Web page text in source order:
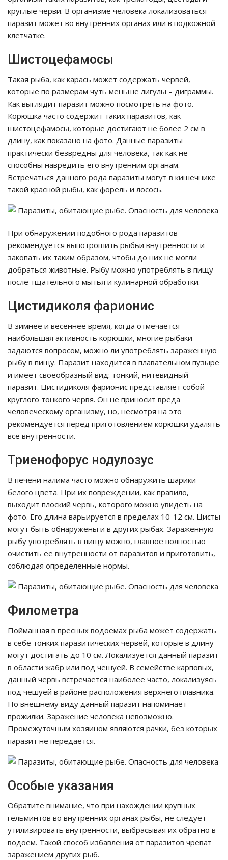
круглые черви. В организме человека локализоваться
паразит может во внутренних органах или в подкожной
клетчатке.
Шистоцефамосы
Такая рыба, как карась может содержать червей,
которые по размерам чуть меньше лигулы – диграммы.
Как выглядит паразит можно посмотреть на фото.
Корюшка часто содержит таких паразитов, как
шистоцефамосы, которые достигают не более 2 см в
длину, как показано на фото. Данные паразиты
практически безвредны для человека, так как не
способны навредить его внутренним органам.
Встречаться данного рода паразиты могут в кишечнике
такой красной рыбы, как форель и лосось.
При обнаружении подобного рода паразитов
рекомендуется выпотрошить рыбьи внутренности и
закопать их таким образом, чтобы до них не могли
добраться животные. Рыбу можно употреблять в пищу
после тщательного мытья и кулинарной обработки.
Цистидиколя фарионис
В зимнее и весеннее время, когда отмечается
наибольшая активность корюшки, многие рыбаки
задаются вопросом, можно ли употреблять зараженную
рыбу в пищу. Паразит находится в плавательном пузыре
и имеет своеобразный вид: тонкий, нитевидный
паразит. Цистидиколя фарионис представляет собой
круглого тонкого червя. Он не приносит вреда
человеческому организму, но, несмотря на это
рекомендуется перед приготовлением корюшки удалять
все внутренности.
Триенофорус нодулозус
В печени налима часто можно обнаружить шарики
белого цвета. При их повреждении, как правило,
выходит плоский червь, которого можно увидеть на
фото. Его длина варьируется в пределах 10-12 см. Цисты
могут быть обнаружены и в других рыбах. Зараженную
рыбу употреблять в пищу можно, главное полностью
очистить ее внутренности от паразитов и приготовить,
соблюдая определенные нормы.
Филометра
Пойманная в пресных водоемах рыба может содержать
в себе тонких паразитических червей, которые в длину
могут достигать до 10 см. Локализуется данный паразит
в области жабр или под чешуей. В семействе карповых,
данный червь встречается наиболее часто, локализуясь
под чешуей в районе расположения верхнего плавника.
По внешнему виду данный паразит напоминает
прожилки. Заражение человека невозможно.
Промежуточным хозяином являются рачки, без которых
паразит не передается.
Особые указания
Обратите внимание, что при нахождении крупных
гельминтов во внутренних органах рыбы, не следует
утилизировать внутренности, выбрасывая их обратно в
водоем. Такой способ избавления от паразитов чреват
заражением других рыб.